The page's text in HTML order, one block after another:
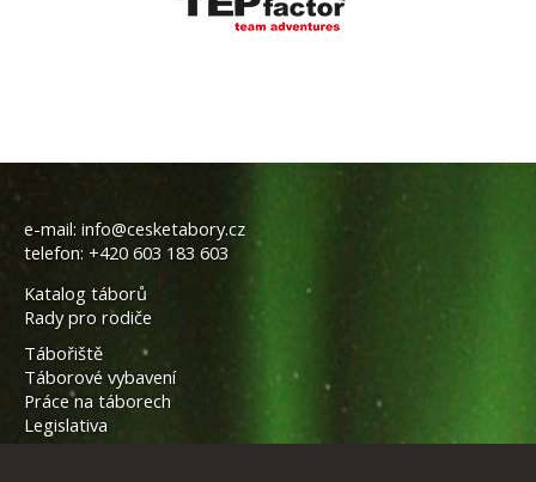
e-mail: info@cesketabory.cz
telefon: +420 603 183 603
Katalog táborů
Rady pro rodiče
Tábořiště
Táborové vybavení
Práce na táborech
Legislativa